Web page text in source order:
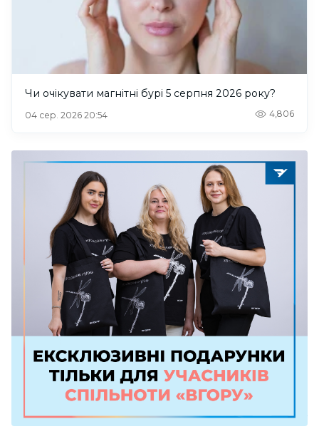
Чи очікувати магнітні бурі 5 серпня 2026 року?
04 сер. 2026 20:54 4,806